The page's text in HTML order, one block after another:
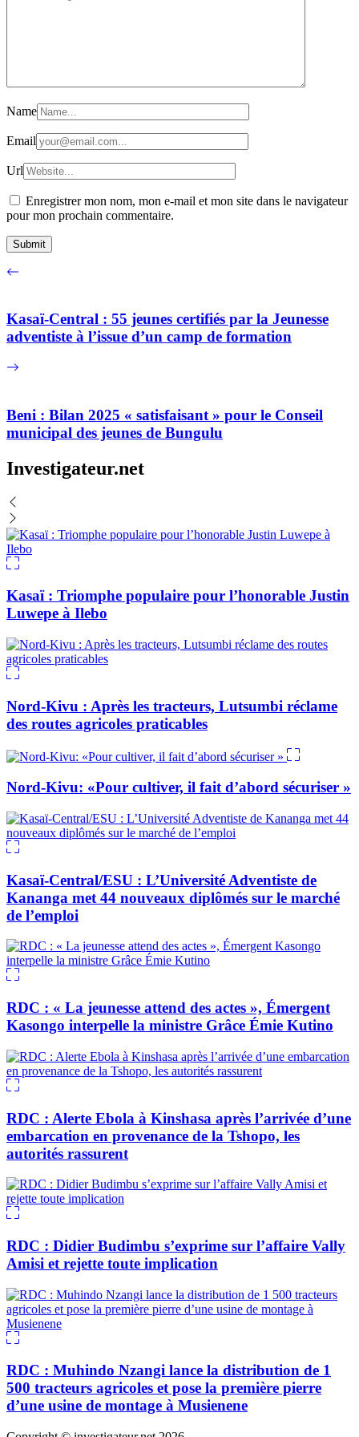
Name
Email
Url
Enregistrer mon nom, mon e-mail et mon site dans le navigateur
pour mon prochain commentaire.
Kasaï-Central : 55 jeunes certifiés par la Jeunesse
adventiste à l’issue d’un camp de formation
Beni : Bilan 2025 « satisfaisant » pour le Conseil
municipal des jeunes de Bungulu
Investigateur.net
Kasaï : Triomphe populaire pour l’honorable Justin
Luwepe à Ilebo
Nord-Kivu : Après les tracteurs, Lutsumbi réclame
des routes agricoles praticables
Nord-Kivu: «Pour cultiver, il fait d’abord sécuriser »
Kasaï-Central/ESU : L’Université Adventiste de
Kananga met 44 nouveaux diplômés sur le marché
de l’emploi
RDC : « La jeunesse attend des actes », Émergent
Kasongo interpelle la ministre Grâce Émie Kutino
RDC : Alerte Ebola à Kinshasa après l’arrivée d’une
embarcation en provenance de la Tshopo, les
autorités rassurent
RDC : Didier Budimbu s’exprime sur l’affaire Vally
Amisi et rejette toute implication
RDC : Muhindo Nzangi lance la distribution de 1
500 tracteurs agricoles et pose la première pierre
d’une usine de montage à Musienene